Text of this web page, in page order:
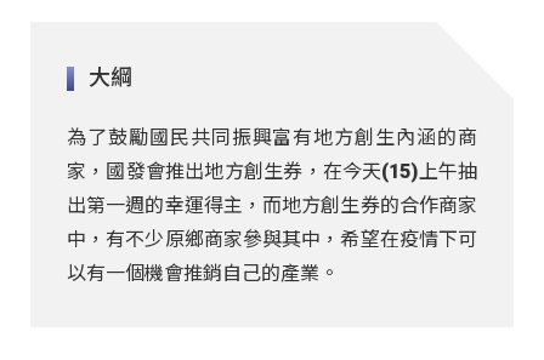
大綱
為了鼓勵國民共同振興富有地方創生內涵的商
家，國發會推出地方創生券，在今天(15)上午抽
出第一週的幸運得主，而地方創生券的合作商家
中，有不少原鄉商家參與其中，希望在疫情下可
以有一個機會推銷自己的產業。